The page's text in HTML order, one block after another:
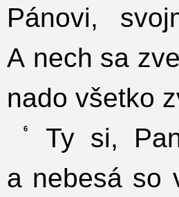
Pánovi,
A nech sa
nado všetko
6
Ty si,
a nebesá so